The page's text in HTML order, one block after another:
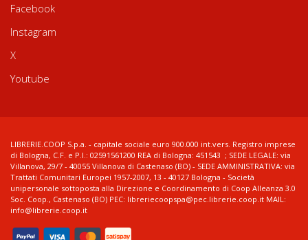
Facebook
Instagram
X
Youtube
LIBRERIE.COOP S.p.a. - capitale sociale euro 900.000 int.vers. Registro imprese
di Bologna, C.F. e P.I.: 02591561200 REA di Bologna: 451543 ; SEDE LEGALE: via
Villanova, 29/7 - 40055 Villanova di Castenaso (BO) - SEDE AMMINISTRATIVA: via
Trattati Comunitari Europei 1957-2007, 13 - 40127 Bologna - Società
unipersonale sottoposta alla Direzione e Coordinamento di Coop Alleanza 3.0
Soc. Coop., Castenaso (BO) PEC: libreriecoopspa@pec.librerie.coop.it MAIL:
info@librerie.coop.it